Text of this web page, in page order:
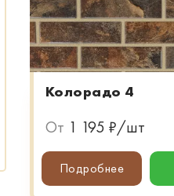
Колорадо 4
От 1 195 ₽/шт
Подробнее